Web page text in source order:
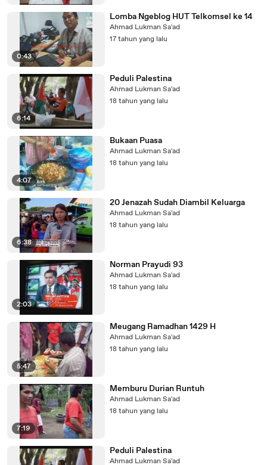
0:43
Lomba Ngeblog HUT Telkomsel ke 14
Ahmad Lukman Sa'ad
17 tahun yang lalu
6:14
Peduli Palestina
Ahmad Lukman Sa'ad
18 tahun yang lalu
4:07
Bukaan Puasa
Ahmad Lukman Sa'ad
18 tahun yang lalu
6:38
20 Jenazah Sudah Diambil Keluarga
Ahmad Lukman Sa'ad
18 tahun yang lalu
2:03
Norman Prayudi 93
Ahmad Lukman Sa'ad
18 tahun yang lalu
5:47
Meugang Ramadhan 1429 H
Ahmad Lukman Sa'ad
18 tahun yang lalu
7:19
Memburu Durian Runtuh
Ahmad Lukman Sa'ad
18 tahun yang lalu
Peduli Palestina
Ahmad Lukman Sa'ad